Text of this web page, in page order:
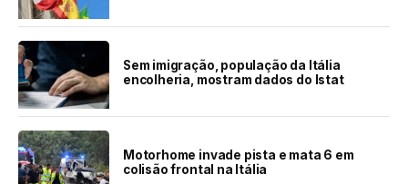
Sem imigração, população da Itália
encolheria, mostram dados do Istat
Motorhome invade pista e mata 6 em
colisão frontal na Itália